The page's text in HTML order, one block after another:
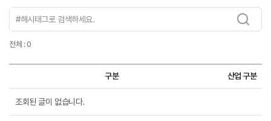
전체 : 0
구분 산업 구분
조회된 글이 없습니다.